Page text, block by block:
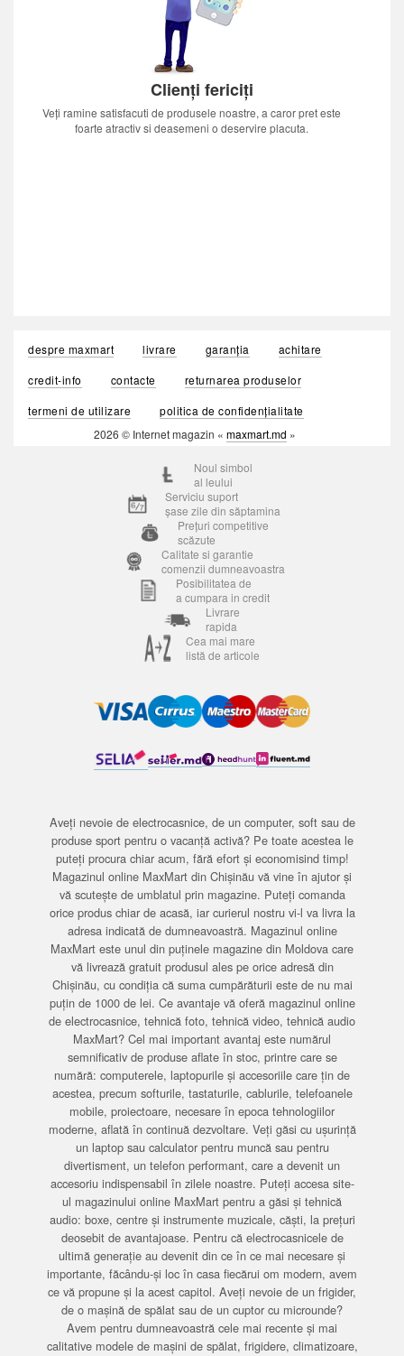
Clienți fericiți
Veți ramine satisfacuti de produsele noastre, a caror pret este
foarte atractiv si deasemeni o deservire placuta.
despre maxmart livrare garanția
achitare
credit-info
contacte
returnarea produselor
termeni de utilizare
politica de confidențialitate
2026 © Internet magazin « maxmart.md »
Noul simbol
al leului
Serviciu suport
șase zile din săptamina
Prețuri competitive
scăzute
Calitate si garantie
comenzii dumneavoastra
Posibilitatea de
a cumpara in credit
Livrare
rapida
Cea mai mare
listă de articole
Aveți nevoie de electrocasnice, de un computer, soft sau de
produse sport pentru o vacanță activă? Pe toate acestea le
puteți procura chiar acum, fără efort și economisind timp!
Magazinul online MaxMart din Chișinău vă vine în ajutor și
vă scutește de umblatul prin magazine. Puteți comanda
orice produs chiar de acasă, iar curierul nostru vi-l va livra la
adresa indicată de dumneavoastră. Magazinul online
MaxMart este unul din puținele magazine din Moldova care
vă livrează gratuit produsul ales pe orice adresă din
Chișinău, cu condiția că suma cumpărăturii este de nu mai
puțin de 1000 de lei. Ce avantaje vă oferă magazinul online
de electrocasnice, tehnică foto, tehnică video, tehnică audio
MaxMart? Cel mai important avantaj este numărul
semnificativ de produse aflate în stoc, printre care se
numără: computerele, laptopurile și accesoriile care țin de
acestea, precum softurile, tastaturile, cablurile, telefoanele
mobile, proiectoare, necesare în epoca tehnologiilor
moderne, aflată în continuă dezvoltare. Veți găsi cu ușurință
un laptop sau calculator pentru muncă sau pentru
divertisment, un telefon performant, care a devenit un
accesoriu indispensabil în zilele noastre. Puteți accesa site-
ul magazinului online MaxMart pentru a găsi și tehnică
audio: boxe, centre și instrumente muzicale, căști, la prețuri
deosebit de avantajoase. Pentru că electrocasnicele de
ultimă generație au devenit din ce în ce mai necesare și
importante, făcându-și loc în casa fiecărui om modern, avem
ce vă propune și la acest capitol. Aveți nevoie de un frigider,
de o mașină de spălat sau de un cuptor cu microunde?
Avem pentru dumneavoastră cele mai recente și mai
calitative modele de mașini de spălat, frigidere, climatizoare,